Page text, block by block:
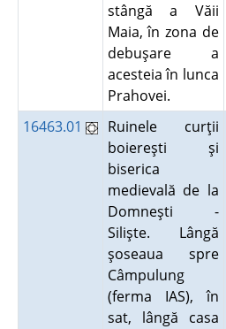
stângă a Văii
Maia, în zona de
debuşare a
acesteia în lunca
Prahovei.
16463.01
Ruinele curţii
boiereşti şi
biserica
medievală de la
Domneşti -
Silişte. Lângă
şoseaua spre
Câmpulung
(ferma IAS), în
sat, lângă casa